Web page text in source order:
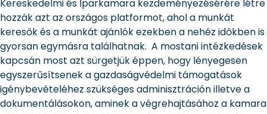
Kereskedelmi és Iparkamara kezdeményezésérére létre
hozzák azt az országos platformot, ahol a munkát
keresők és a munkát ajánlók ezekben a nehéz időkben is
gyorsan egymásra találhatnak. A mostani intézkedések
kapcsán most azt sürgetjük éppen, hogy lényegesen
egyszerűsítsenek a gazdaságvédelmi támogatások
igénybevételéhez szükséges adminisztráción illetve a
dokumentálásokon, aminek a végrehajtásához a kamara